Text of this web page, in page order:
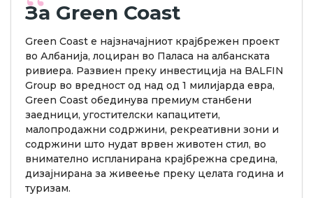
За Green Coast
Green Coast е најзначајниот крајбрежен проект
во Албанија, лоциран во Паласа на албанската
ривиера. Развиен преку инвестиција на BALFIN
Group во вредност од над од 1 милијарда евра,
Green Coast обединува премиум станбени
заедници, угостителски капацитети,
малопродажни содржини, рекреативни зони и
содржини што нудат врвен животен стил, во
внимателно испланирана крајбрежна средина,
дизајнирана за живеење преку целата година и
туризам.